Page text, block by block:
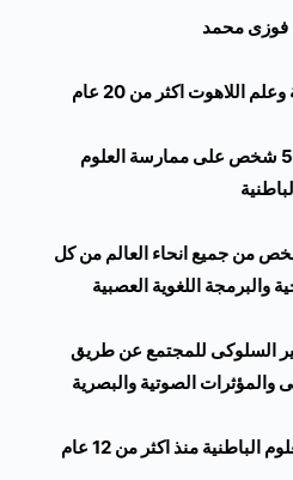
فوزى محمد
اللاهوت اكثر من 20 عام
تم تدريب اكثر من 5000 شخص على ممارسة العلوم
الباطنية
من 20 الف شخص من جميع انحاء العالم من كل
والبرمجة اللغوية العصبية
السلوكى للمجتمع عن طريق
والمؤثرات الصوتية والبصرية
منذ اكثر من 12 عام